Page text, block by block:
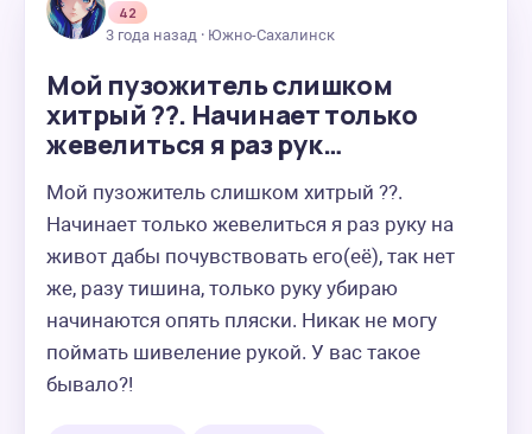
42
3 года назад · Южно-Сахалинск
Мой пузожитель слишком
хитрый ??. Начинает только
жевелиться я раз рук…
Мой пузожитель слишком хитрый ??.
Начинает только жевелиться я раз руку на
живот дабы почувствовать его(её), так нет
же, разу тишина, только руку убираю
начинаются опять пляски. Никак не могу
поймать шивеление рукой. У вас такое
бывало?!